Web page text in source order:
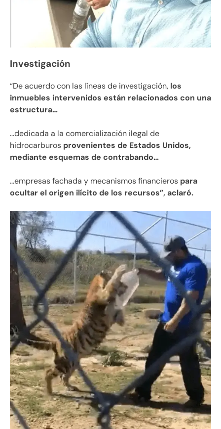
Investigación
“De acuerdo con las líneas de investigación, los
inmuebles intervenidos están relacionados con una
estructura…
…dedicada a la comercialización ilegal de
hidrocarburos provenientes de Estados Unidos,
mediante esquemas de contrabando…
…empresas fachada y mecanismos financieros para
ocultar el origen ilícito de los recursos”, aclaró.